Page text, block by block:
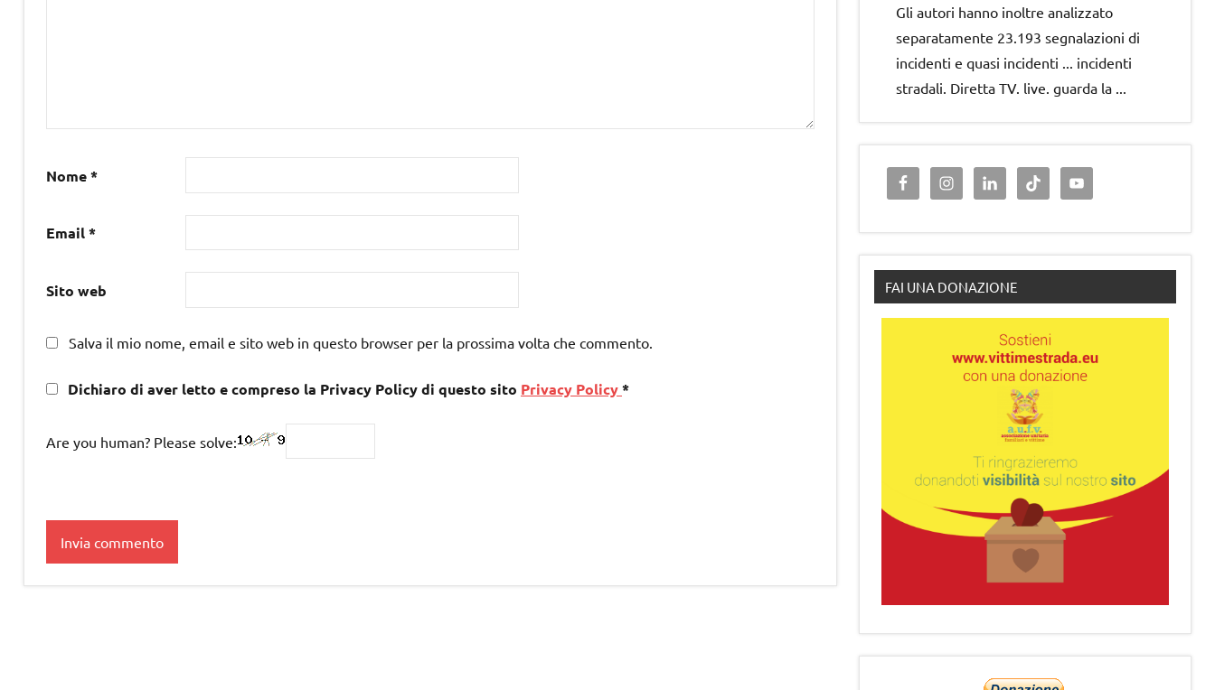
Nome*
Email*
Sito web
Salva il mio nome, email e sito web in questo browser per la prossima volta che commento.
Dichiaro di aver letto e compreso la Privacy Policy di questo sito Privacy Policy*
Are you human? Please solve:
Gli autori hanno inoltre analizzato
separatamente 23.193 segnalazioni di
incidenti e quasi incidenti ... incidenti
stradali. Diretta TV. live. guarda la ...
FAI UNA DONAZIONE